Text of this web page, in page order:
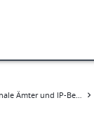
Nationale Ämter und IP-Behörden